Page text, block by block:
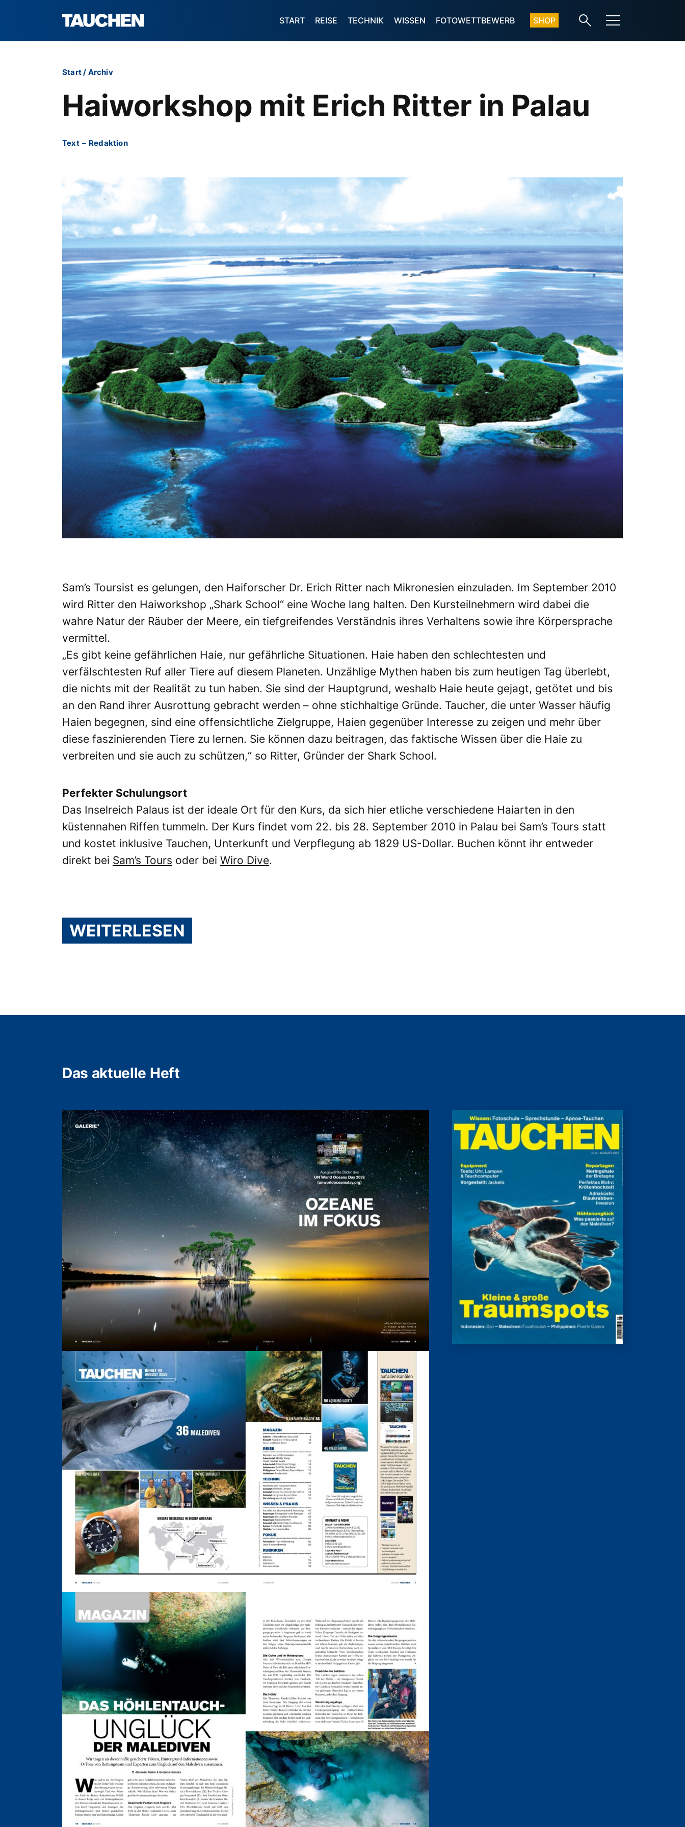
START REISE TECHNIK WISSEN FOTOWETTBEWERB SHOP
Start/ Archiv
Haiworkshop mit Erich Ritter in Palau
Text – Redaktion
Sam’s Toursist es gelungen, den Haiforscher Dr. Erich Ritter nach Mikronesien einzuladen. Im September 2010
wird Ritter den Haiworkshop „Shark School“ eine Woche lang halten. Den Kursteilnehmern wird dabei die
wahre Natur der Räuber der Meere, ein tiefgreifendes Verständnis ihres Verhaltens sowie ihre Körpersprache
vermittel.
„Es gibt keine gefährlichen Haie, nur gefährliche Situationen. Haie haben den schlechtesten und
verfälschtesten Ruf aller Tiere auf diesem Planeten. Unzählige Mythen haben bis zum heutigen Tag überlebt,
die nichts mit der Realität zu tun haben. Sie sind der Hauptgrund, weshalb Haie heute gejagt, getötet und bis
an den Rand ihrer Ausrottung gebracht werden – ohne stichhaltige Gründe. Taucher, die unter Wasser häufig
Haien begegnen, sind eine offensichtliche Zielgruppe, Haien gegenüber Interesse zu zeigen und mehr über
diese faszinierenden Tiere zu lernen. Sie können dazu beitragen, das faktische Wissen über die Haie zu
verbreiten und sie auch zu schützen,“ so Ritter, Gründer der Shark School.
Perfekter Schulungsort
Das Inselreich Palaus ist der ideale Ort für den Kurs, da sich hier etliche verschiedene Haiarten in den
küstennahen Riffen tummeln. Der Kurs findet vom 22. bis 28. September 2010 in Palau bei Sam’s Tours statt
und kostet inklusive Tauchen, Unterkunft und Verpflegung ab 1829 US-Dollar. Buchen könnt ihr entweder
direkt bei Sam’s Tours oder bei Wiro Dive.
WEITERLESEN
Das aktuelle Heft